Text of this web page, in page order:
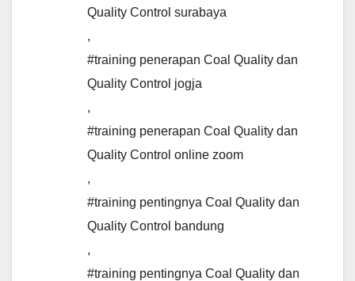
Quality Control surabaya
,
#training penerapan Coal Quality dan
Quality Control jogja
,
#training penerapan Coal Quality dan
Quality Control online zoom
,
#training pentingnya Coal Quality dan
Quality Control bandung
,
#training pentingnya Coal Quality dan